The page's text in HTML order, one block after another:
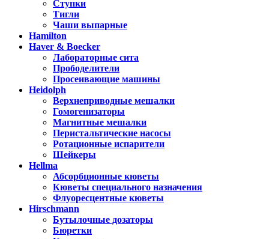
Ступки
Тигли
Чаши выпарные
Hamilton
Haver & Boecker
Лабораторные сита
Прободелители
Просеивающие машины
Heidolph
Верхнеприводные мешалки
Гомогенизаторы
Магнитные мешалки
Перистальтические насосы
Ротационные испарители
Шейкеры
Hellma
Абсорбционные кюветы
Кюветы специального назначения
Флуоресцентные кюветы
Hirschmann
Бутылочные дозаторы
Бюретки